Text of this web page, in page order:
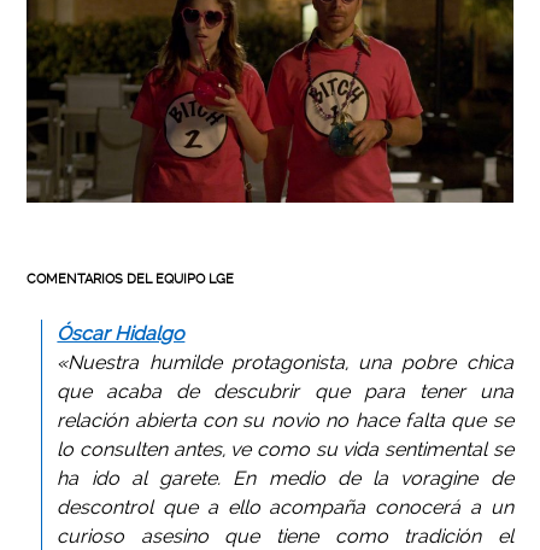
COMENTARIOS DEL EQUIPO LGE
Óscar Hidalgo
«Nuestra humilde protagonista, una pobre chica
que acaba de descubrir que para tener una
relación abierta con su novio no hace falta que se
lo consulten antes, ve como su vida sentimental se
ha ido al garete. En medio de la voragine de
descontrol que a ello acompaña conocerá a un
curioso asesino que tiene como tradición el